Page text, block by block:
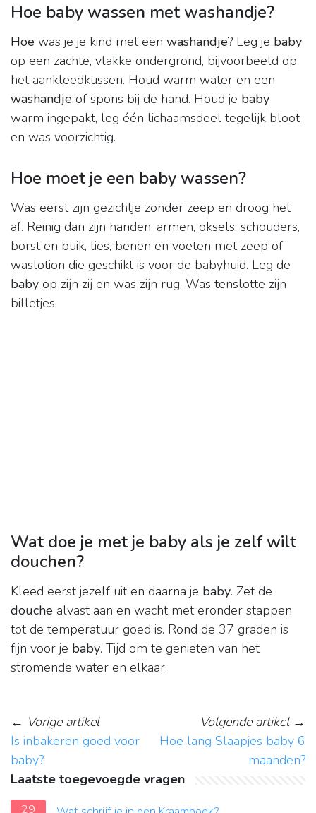
Hoe baby wassen met washandje?
Hoe was je je kind met een washandje? Leg je baby
op een zachte, vlakke ondergrond, bijvoorbeeld op
het aankleedkussen. Houd warm water en een
washandje of spons bij de hand. Houd je baby
warm ingepakt, leg één lichaamsdeel tegelijk bloot
en was voorzichtig.
Hoe moet je een baby wassen?
Was eerst zijn gezichtje zonder zeep en droog het
af. Reinig dan zijn handen, armen, oksels, schouders,
borst en buik, lies, benen en voeten met zeep of
waslotion die geschikt is voor de babyhuid. Leg de
baby op zijn zij en was zijn rug. Was tenslotte zijn
billetjes.
Wat doe je met je baby als je zelf wilt
douchen?
Kleed eerst jezelf uit en daarna je baby. Zet de
douche alvast aan en wacht met eronder stappen
tot de temperatuur goed is. Rond de 37 graden is
fijn voor je baby. Tijd om te genieten van het
stromende water en elkaar.
← Vorige artikel
Is inbakeren goed voor
baby?
Volgende artikel→
Hoe lang Slaapjes baby 6
maanden?
Laatste toegevoegde vragen
29